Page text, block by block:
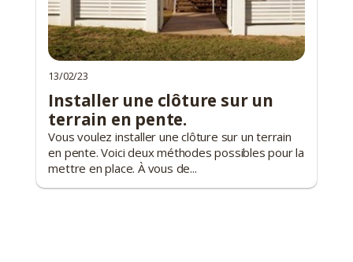
13/02/23
Installer une clôture sur un
terrain en pente.
Vous voulez installer une clôture sur un terrain
en pente. Voici deux méthodes possibles pour la
mettre en place. À vous de...